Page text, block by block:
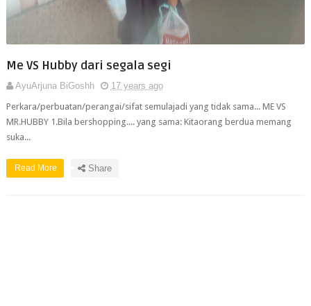
Me VS Hubby dari segala segi
AyuArjuna BiGoshh
17 years ago
Perkara/perbuatan/perangai/sifat semulajadi yang tidak sama... ME VS
MR.HUBBY 1.Bila bershopping.... yang sama: Kitaorang berdua memang
suka...
Read More Share